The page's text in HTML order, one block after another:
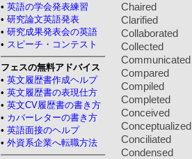
• 英語の学会発表練習
• 研究論文英語発表
• 研究成果発表会の英語
• スピーチ・コンテスト
フェスの無料アドバイス
• 英文履歴書作成ヘルプ
• 英文履歴書の表現仕方
• 英文CV履歴書の書き方
• カバーレターの書き方
• 英語面接のヘルプ
• 外資系企業へ転職方法
Chaired
Clarified
Collaborated
Collected
Communicated
Compared
Compiled
Completed
Conceived
Conceptualized
Conciliated
Condensed